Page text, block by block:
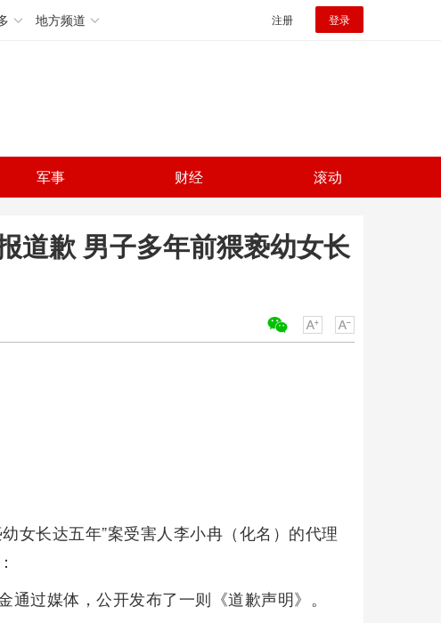
地方频道 注册 登录
军事 财经 滚动
道歉 男子多年前猥亵幼女长
女长达五年”案受害人李小冉（化名）的代理
过媒体，公开发布了一则《道歉声明》。